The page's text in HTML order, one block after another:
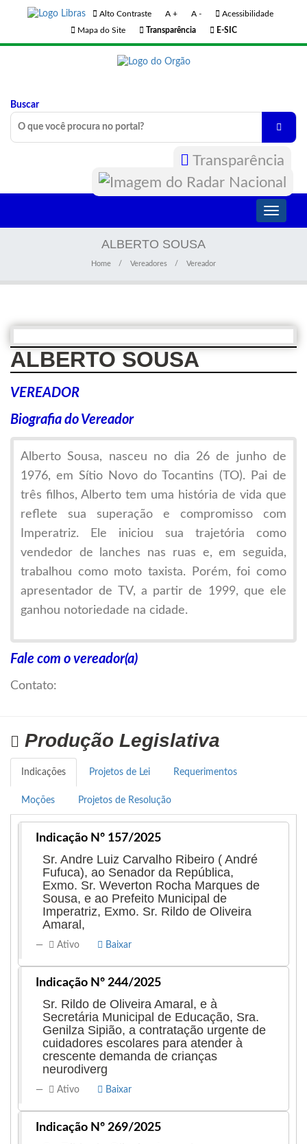
Alto Contraste A + A -
Acessibilidade
Mapa do Site
Transparência E-SIC
Buscar
Transparência
Toggle
ALBERTO SOUSA
Home Vereadores Vereador
ALBERTO SOUSA
VEREADOR
Biografia do Vereador
Alberto Sousa, nasceu no dia 26 de junho de
1976, em Sítio Novo do Tocantins (TO). Pai de
três filhos, Alberto tem uma história de vida que
reflete sua superação e compromisso com
Imperatriz. Ele iniciou sua trajetória como
vendedor de lanches nas ruas e, em seguida,
trabalhou como moto taxista. Porém, foi como
apresentador de TV, a partir de 1999, que ele
ganhou notoriedade na cidade.
Formado em Administração e com uma carreira
imobiliário, Alberto Sousa tem um vasto
ingressar na política.
Seu trabalho é focado em melhorias na saúde,
educação, infraestrutura e geração de renda e
empregos para todos. Como empresário,
jornalista e político, tem dedicado sua vida para
promover dignidade e justiça social as pessoas e
transformar Imperatriz em um lugar melhor para
todos.
Fale com o vereador(a)
Contato:
Produção Legislativa
Indicações Projetos de Lei Requerimentos
Moções Projetos de Resolução
Indicação Nº 157/2025
Sr. Andre Luiz Carvalho Ribeiro ( André
Fufuca), ao Senador da República,
Exmo. Sr. Weverton Rocha Marques de
Sousa, e ao Prefeito Municipal de
Imperatriz, Exmo. Sr. Rildo de Oliveira
Amaral,
Ativo Baixar
Indicação Nº 244/2025
Sr. Rildo de Oliveira Amaral, e à
Secretária Municipal de Educação, Sra.
Genilza Sipião, a contratação urgente de
cuidadores escolares para atender à
crescente demanda de crianças
neurodiverg
Ativo Baixar
Indicação Nº 269/2025